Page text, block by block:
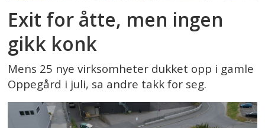
Exit for åtte, men ingen
gikk konk
Mens 25 nye virksomheter dukket opp i gamle
Oppegård i juli, sa andre takk for seg.